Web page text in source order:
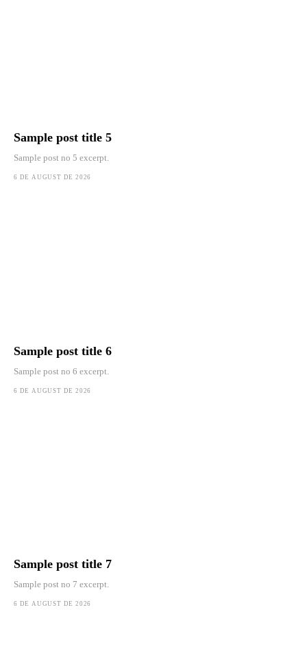
Sample post title 5
Sample post no 5 excerpt.
6 DE AUGUST DE 2026
Sample post title 6
Sample post no 6 excerpt.
6 DE AUGUST DE 2026
Sample post title 7
Sample post no 7 excerpt.
6 DE AUGUST DE 2026